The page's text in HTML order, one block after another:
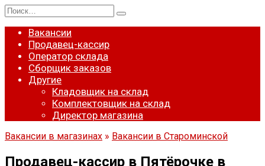
Перейти
к
содержанию
Search
for:
Вакансии
Продавец-кассир
Оператор склада
Сборщик заказов
Другие
Кладовщик на склад
Комплектовщик на склад
Директор магазина
Вакансии в магазинах » Вакансии в Староминской
Продавец-кассир в Пятёрочке в